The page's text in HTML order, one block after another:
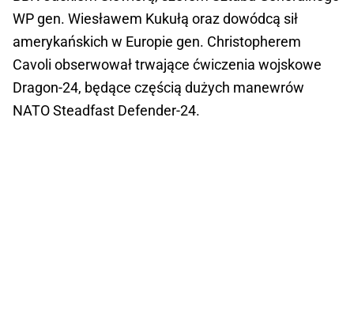
WP gen. Wiesławem Kukułą oraz dowódcą sił
amerykańskich w Europie gen. Christopherem
Cavoli obserwował trwające ćwiczenia wojskowe
Dragon-24, będące częścią dużych manewrów
NATO Steadfast Defender-24.